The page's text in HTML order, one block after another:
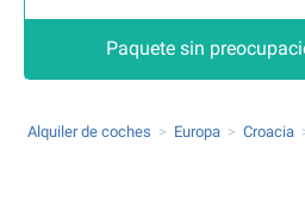
Paquete sin
Alquiler de coches Europa Croacia